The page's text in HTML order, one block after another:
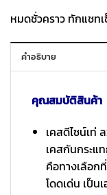
หมดชั่วคราว ทักแชท
คำอธิบาย
คุณสมบัติสินค้า
เคสดีไซน์เท่
เคสกันกระแ
คือทางเลือก
โดดเด่น เป็